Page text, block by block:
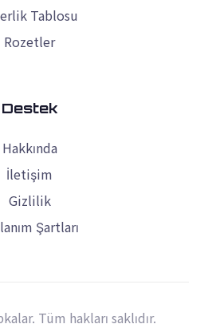
Tablosu
Rozetler
Destek
Hakkında
İletişim
Gizlilik
Şartları
Tüm hakları saklıdır.